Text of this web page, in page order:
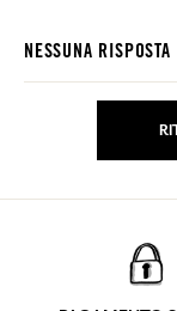
NESSUNA